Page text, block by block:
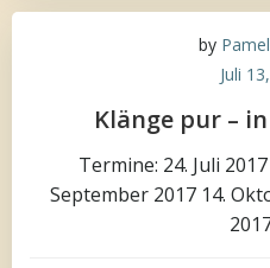
by
Juli
Klänge pur –
Termine: 24. Juli
September 2017 14.